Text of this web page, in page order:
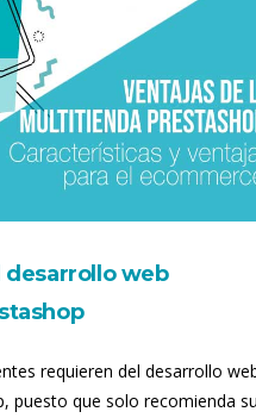
desarrollo web
requieren del desarrollo
puesto que solo recomienda su